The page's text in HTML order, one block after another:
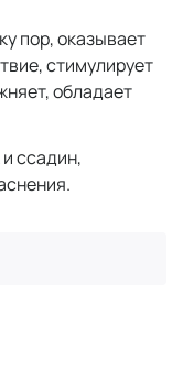
пор, оказывает
стимулирует
обладает
ссадин,